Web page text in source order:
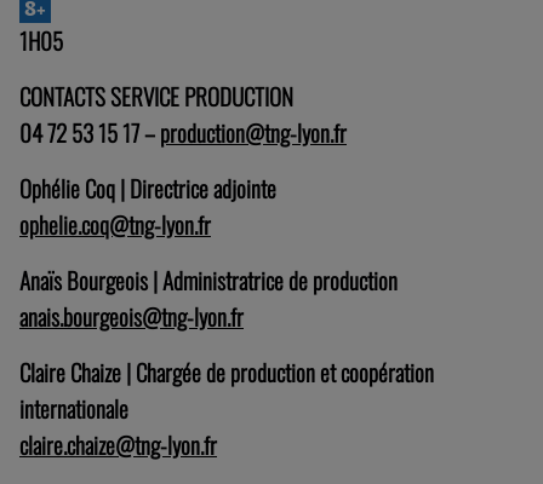
8+
1H05
CONTACTS SERVICE PRODUCTION
04 72 53 15 17 –production@tng-lyon.fr
Ophélie Coq | Directrice adjointe
ophelie.coq@tng-lyon.fr
Anaïs Bourgeois | Administratrice de production
anais.bourgeois@tng-lyon.fr
Claire Chaize | Chargée de production et coopération
internationale
claire.chaize@tng-lyon.fr